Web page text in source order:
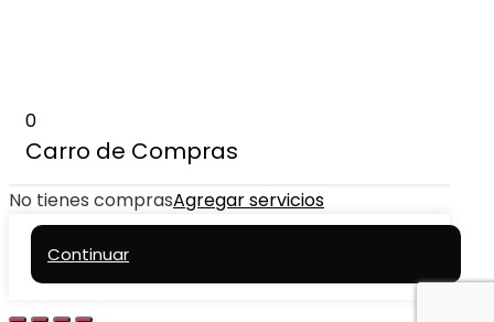
0
Carro de Compras
No tienes comprasAgregar servicios
Continuar